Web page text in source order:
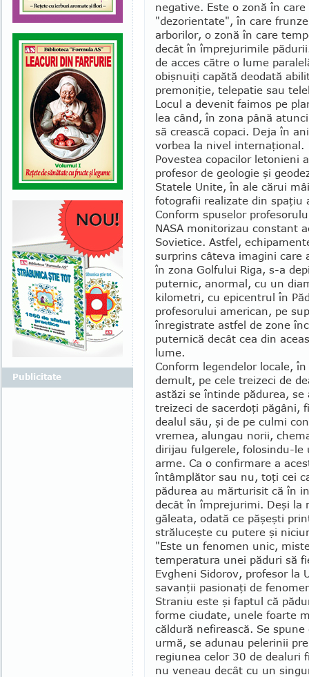
negative. Este o zonă în
"dezorientate", în care
arborilor, o zonă în care
decât în împre­jurimile
de acces către o lume
obişnuiţi capătă deodată
premoniţie, telepatie sau
Locul a devenit faimos pe
lea când, în zona până
să crească copaci. Deja în
vorbea la nivel internaţional.
Povestea copacilor letonieni
profesor de geologie şi
Statele Unite, în ale cărui
foto­grafii realizate din spaţiu
Conform spuselor
NASA monitorizau constant
Sovietice. Astfel,
surprins câ­teva imagini
în zona Golfului Riga, s-a
puternic, anormal, cu un
kilometri, cu epicentrul în
profesorului ame­rican, pe
înregistrate astfel de zone
puternică decât cea din
lume.
Conform legendelor locale,
de­mult, pe cele treizeci de
astăzi se în­tinde pădurea, se
treizeci de sacerdoţi păgâni,
dealul său, şi de pe culmi
vremea, alungau norii,
dirijau fulgerele, folosindu-le
arme. Ca o confirmare a
întâmplător sau nu, toţi cei
pădurea au mărturisit că în
decât în împrejurimi. Deşi la
găleata, odată ce păşeşti
străluceşte cu pu­tere şi
"Este un fenomen unic,
temperatura unei pă­duri să
Evgheni Sidorov, pro­fesor la
savanţii pasionaţi de
Straniu este şi faptul că
forme ciudate, unele foarte
căldură nefirească. Se
urmă, se adunau pelerinii
regiunea celor 30 de dealuri
nu veneau decât cu un
Publicitate